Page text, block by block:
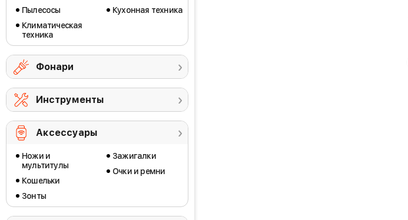
Пылесосы
Климатическая
техника
Кухонная техника
Фонари
Инструменты
Аксессуары
Ножи и
мультитулы
Кошельки
Зонты
Зажигалки
Очки и ремни